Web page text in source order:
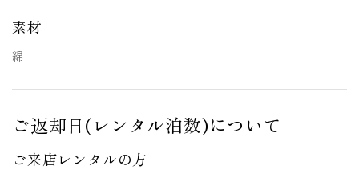
素材
綿
ご返却日(レンタル泊数)について
ご来店レンタルの方